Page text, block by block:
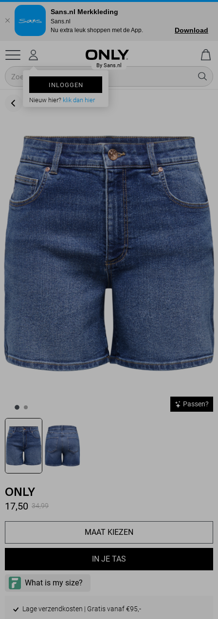
INLOGGEN
Nieuw hier? klik dan hier
Passen?
ONLY
17,50 34,99
MAAT KIEZEN
IN JE TAS
Lage verzendkosten | Gratis vanaf €95,-
Sans.nl Merkkleding
Sans.nl
Nu extra leuk shoppen met de App.
Download